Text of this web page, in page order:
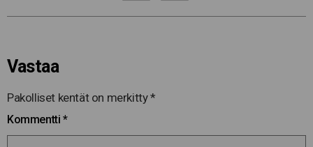
Vastaa
Pakolliset kentät on merkitty*
Kommentti *